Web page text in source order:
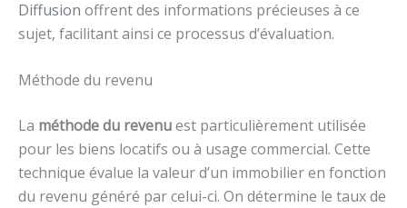
Diffusion offrent des informations précieuses à ce
sujet, facilitant ainsi ce processus d’évaluation.
Méthode du revenu
La méthode du revenuest particulièrement utilisée
pour les biens locatifs ou à usage commercial. Cette
technique évalue la valeur d’un immobilier en fonction
du revenu généré par celui-ci. On détermine le taux de